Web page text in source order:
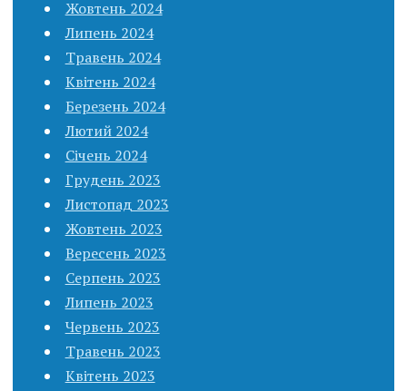
Жовтень 2024
Липень 2024
Травень 2024
Квітень 2024
Березень 2024
Лютий 2024
Січень 2024
Грудень 2023
Листопад 2023
Жовтень 2023
Вересень 2023
Серпень 2023
Липень 2023
Червень 2023
Травень 2023
Квітень 2023